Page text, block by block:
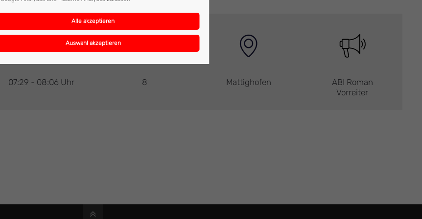
07:29 - 08:06 Uhr 8 Mattighofen
ABI Roman
Vorreiter